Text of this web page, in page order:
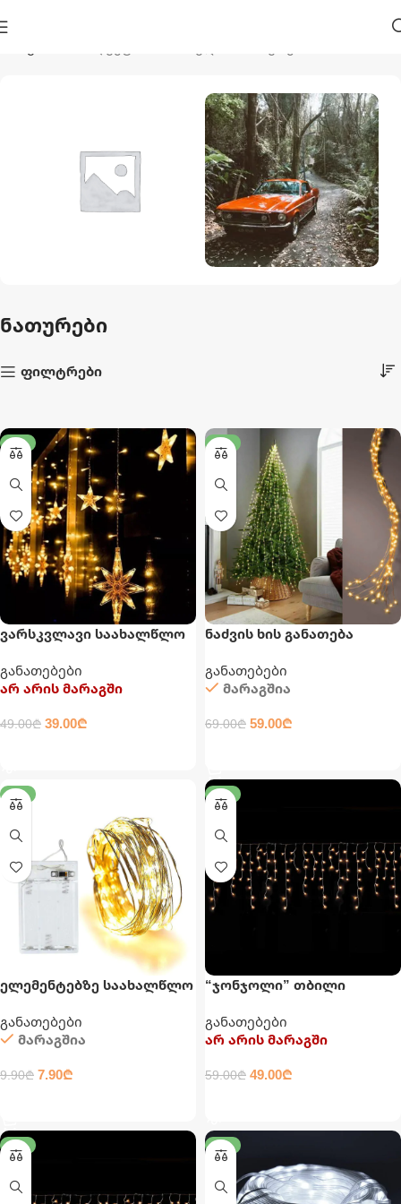
44 პროდუქტი
ნათურები
ფილტრები
-20%
ვარსკვლავი საახალწლო
განათებები
არ არის მარაგში
49.00₾ 39.00₾
-14%
ნაძვის ხის განათება
განათებები
მარაგშია
69.00₾ 59.00₾
-20%
ელემენტებზე საახალწლო
განათებები
მარაგშია
9.90₾ 7.90₾
-17%
“ჯონჯოლი” თბილი
განათებები
არ არის მარაგში
59.00₾ 49.00₾
-20% -14%